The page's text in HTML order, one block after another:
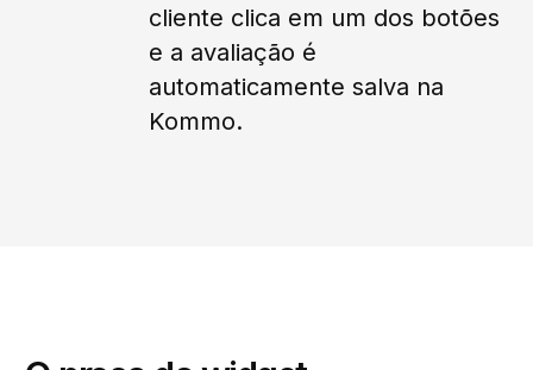
cliente clica em um dos botões
e a avaliação é
automaticamente salva na
Kommo.